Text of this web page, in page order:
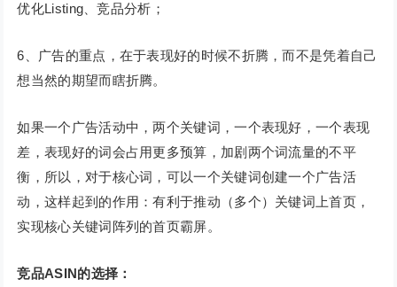
优化Listing、竞品分析；
6、广告的重点，在于表现好的时候不折腾，而不是凭着自己
想当然的期望而瞎折腾。
如果一个广告活动中，两个关键词，一个表现好，一个表现
差，表现好的词会占用更多预算，加剧两个词流量的不平
衡，所以，对于核心词，可以一个关键词创建一个广告活
动，这样起到的作用：有利于推动（多个）关键词上首页，
实现核心关键词阵列的首页霸屏。
竞品ASIN的选择：